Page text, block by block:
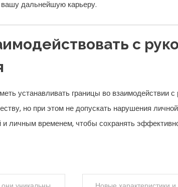
вашу дальнейшую карьеру.
с
устанавливать границы во взаимодействии
но при этом не допускать нарушения
личным временем, чтобы сохранять